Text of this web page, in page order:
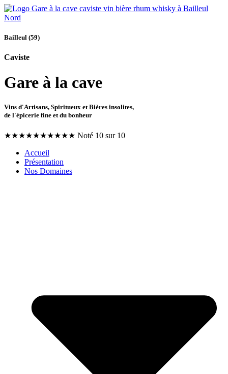
Bailleul (59)
Caviste
Gare à la cave
Vins d'Artisans, Spiritueux et Bières insolites,
de l'épicerie fine et du bonheur
★★★★★★★★★★ Noté 10 sur 10
Accueil
Présentation
Nos Domaines